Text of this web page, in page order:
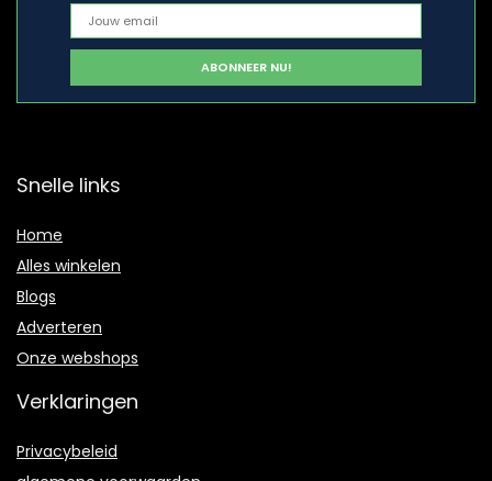
Snelle links
Home
Alles winkelen
Blogs
Adverteren
Onze webshops
Verklaringen
Privacybeleid